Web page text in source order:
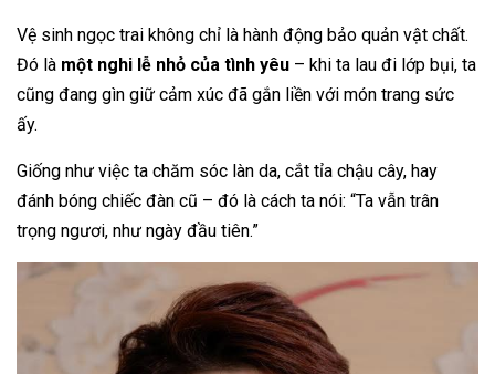
Vệ sinh ngọc trai không chỉ là hành động bảo quản vật chất.
Đó là một nghi lễ nhỏ của tình yêu – khi ta lau đi lớp bụi, ta
cũng đang gìn giữ cảm xúc đã gắn liền với món trang sức
ấy.
Giống như việc ta chăm sóc làn da, cắt tỉa chậu cây, hay
đánh bóng chiếc đàn cũ – đó là cách ta nói: “Ta vẫn trân
trọng ngươi, như ngày đầu tiên.”